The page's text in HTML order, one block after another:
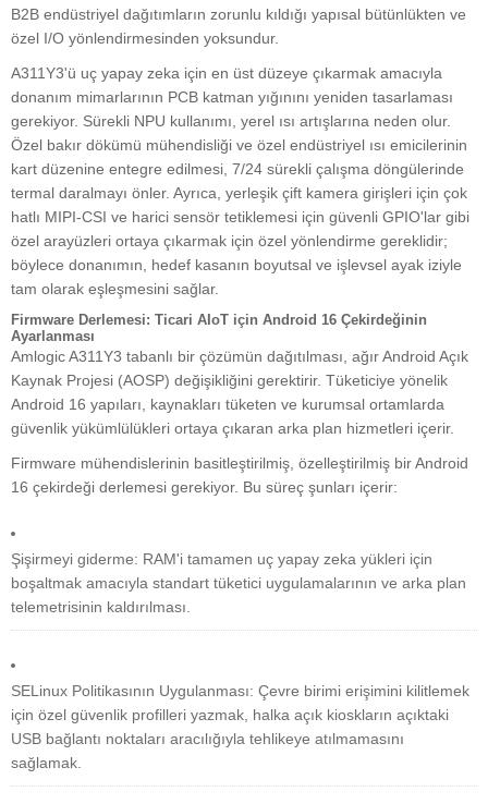
B2B endüstriyel dağıtımların zorunlu kıldığı yapısal bütünlükten ve
özel I/O yönlendirmesinden yoksundur.
A311Y3'ü uç yapay zeka için en üst düzeye çıkarmak amacıyla
donanım mimarlarının PCB katman yığınını yeniden tasarlaması
gerekiyor. Sürekli NPU kullanımı, yerel ısı artışlarına neden olur.
Özel bakır dökümü mühendisliği ve özel endüstriyel ısı emicilerinin
kart düzenine entegre edilmesi, 7/24 sürekli çalışma döngülerinde
termal daralmayı önler. Ayrıca, yerleşik çift kamera girişleri için çok
hatlı MIPI-CSI ve harici sensör tetiklemesi için güvenli GPIO'lar gibi
özel arayüzleri ortaya çıkarmak için özel yönlendirme gereklidir;
böylece donanımın, hedef kasanın boyutsal ve işlevsel ayak iziyle
tam olarak eşleşmesini sağlar.
Firmware Derlemesi: Ticari AIoT için Android 16 Çekirdeğinin
Ayarlanması
Amlogic A311Y3 tabanlı bir çözümün dağıtılması, ağır Android Açık
Kaynak Projesi (AOSP) değişikliğini gerektirir. Tüketiciye yönelik
Android 16 yapıları, kaynakları tüketen ve kurumsal ortamlarda
güvenlik yükümlülükleri ortaya çıkaran arka plan hizmetleri içerir.
Firmware mühendislerinin basitleştirilmiş, özelleştirilmiş bir Android
16 çekirdeği derlemesi gerekiyor. Bu süreç şunları içerir:
Şişirmeyi giderme: RAM'i tamamen uç yapay zeka yükleri için
boşaltmak amacıyla standart tüketici uygulamalarının ve arka plan
telemetrisinin kaldırılması.
SELinux Politikasının Uygulanması: Çevre birimi erişimini kilitlemek
için özel güvenlik profilleri yazmak, halka açık kioskların açıktaki
USB bağlantı noktaları aracılığıyla tehlikeye atılmamasını
sağlamak.